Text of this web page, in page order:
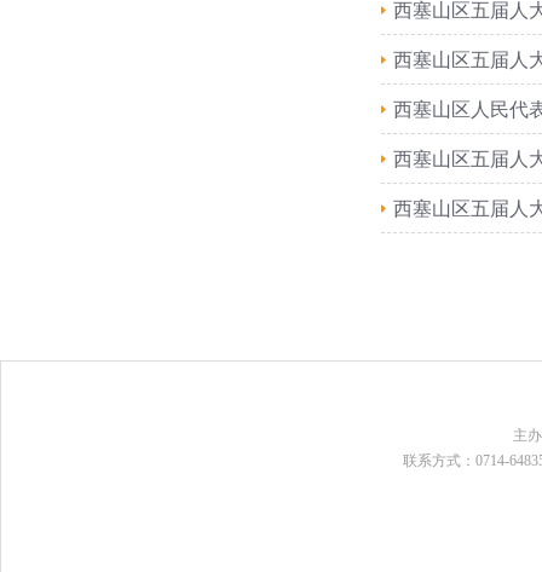
西塞山区五届人
西塞山区五届人
西塞山区人民代
西塞山区五届人
西塞山区五届人
主
联系方式：0714-